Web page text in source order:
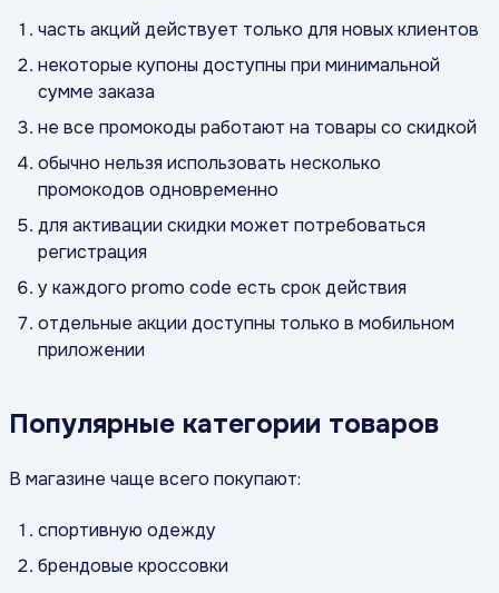
часть акций действует только для новых клиентов
некоторые купоны доступны при минимальной
сумме заказа
не все промокоды работают на товары со скидкой
обычно нельзя использовать несколько
промокодов одновременно
для активации скидки может потребоваться
регистрация
у каждого promo code есть срок действия
отдельные акции доступны только в мобильном
приложении
Популярные категории товаров
В магазине чаще всего покупают:
спортивную одежду
брендовые кроссовки